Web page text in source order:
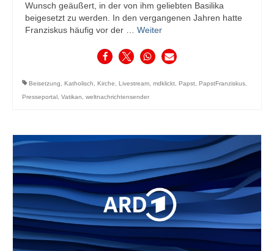
Wunsch geäußert, in der von ihm geliebten Basilika
beigesetzt zu werden. In den vergangenen Jahren hatte
Franziskus häufig vor der … Weiter
Beisetzung, Katholisch, Kirche, Livestream, mdklickt, Papst, PapstFranziskus,
Presseportal , Vatikan, weltnachrichtensender